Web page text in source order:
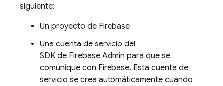
siguiente:
Un proyecto de Firebase
Una cuenta de servicio del
SDK de Firebase Admin para que se
comunique con Firebase. Esta cuenta de
servicio se crea automáticamente cuando